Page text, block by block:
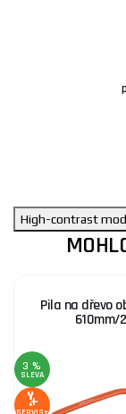
High-contrast
Pila na dřevo
610mm/
3 %
SLEVA
SERVIS+